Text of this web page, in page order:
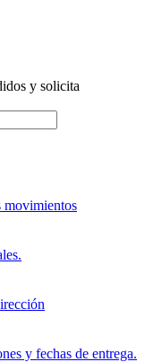
y solicita
movimientos
y fechas de entrega.